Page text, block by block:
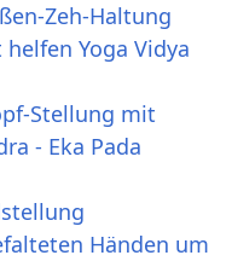
Zeh-Haltung
Yoga Vidya
Stellung mit
- Eka Pada
Händen um